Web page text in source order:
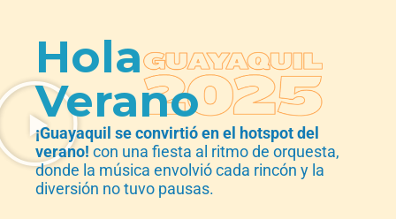
Hola
Verano
¡Guayaquil se convirtió en el hotspot del
verano! con una fiesta al ritmo de orquesta,
donde la música envolvió cada rincón y la
diversión no tuvo pausas.